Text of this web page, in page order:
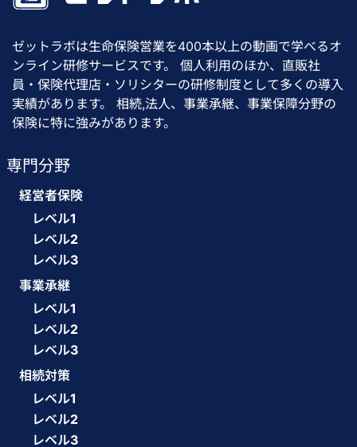
ゼットラボは生命保険営業を400本以上の動画で学べるオ
ンライン研修サービスです。 個人利用のほか、直販社
員・保険代理店・ソリシターの研修制度として多くの導入
実績があります。 相続,法人、事業承継、事業保障分野の
保険に特に強みがあります。
専門分野
経営者保険
レベル1
レベル2
レベル3
事業承継
レベル1
レベル2
レベル3
相続対策
レベル1
レベル2
レベル3